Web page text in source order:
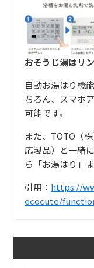
おそうじ湯はリ
自動お湯はり機
ちろん、スマホ
可能です。
また、TOTO（
応製品）と一緒
ら「お湯はり」
引用： https://
ecocute/